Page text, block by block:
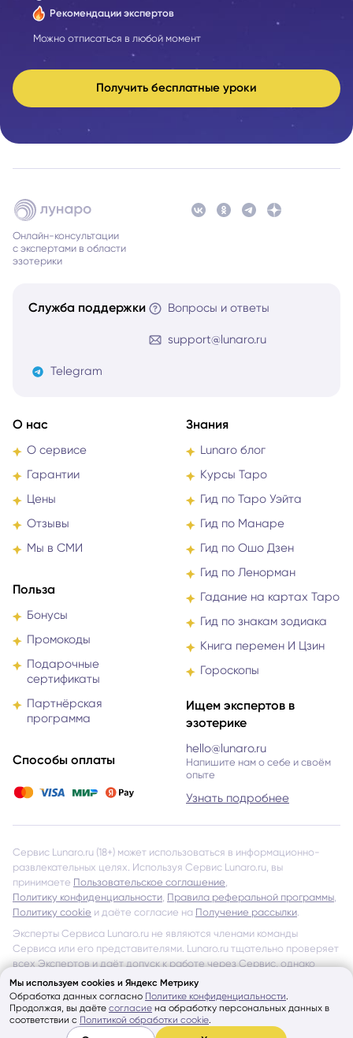
Рекомендации экспертов
Можно отписаться в любой момент
Получить бесплатные уроки
Мы используем cookies и Яндекс Метрику
Обработка данных согласно Политике конфиденциальности.
Продолжая, вы даёте согласие на обработку персональных данных в
соответствии с Политикой обработки cookie.
Онлайн-консультации
с экспертами в области
эзотерики
Служба поддержки Вопросы и ответы
support@lunaro.ru
Telegram
О нас
О сервисе
Гарантии
Цены
Отзывы
Мы в СМИ
Польза
Бонусы
Промокоды
Подарочные
сертификаты
Партнёрская
программа
Способы оплаты
Знания
Lunaro блог
Курсы Таро
Гид по Таро Уэйта
Гид по Манаре
Гид по Ошо Дзен
Гид по Ленорман
Гадание на картах Таро
Гид по знакам зодиака
Книга перемен И Цзин
Гороскопы
Ищем экспертов в
эзотерике
hello@lunaro.ru
Напишите нам о себе и своём
опыте
Узнать подробнее
Сервис Lunaro.ru (18+) может использоваться в информационно-
развлекательных целях. Используя Сервис Lunaro.ru, вы
принимаете Пользовательское соглашение,
Политику конфиденциальности, Правила реферальной программы,
Политику cookie и даёте согласие на Получение рассылки.
Эксперты Сервиса Lunaro.ru не являются членами команды
Сервиса или его представителями. Lunaro.ru тщательно проверяет
всех Экспертов и даёт допуск к работе через Сервис, однако
не несёт ответственности за обещания и утверждения, указанные
на страницах Экспертов и в отзывах других Пользователей
об Экспертах Сервиса.
Показать ещё